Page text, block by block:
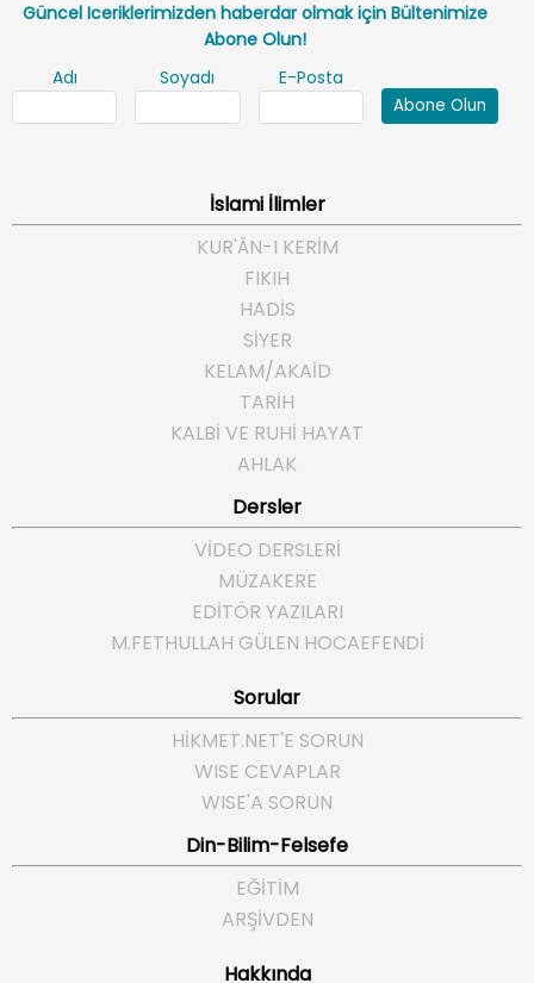
Güncel Iceriklerimizden haberdar olmak için Bültenimize
Abone Olun!
Adı
Soyadı E-Posta
Abone Olun
İslami İlimler
KUR'ÂN-I KERİM
FIKIH
HADİS
SİYER
KELAM/AKAİD
TARİH
KALBİ VE RUHİ HAYAT
AHLAK
Dersler
VİDEO DERSLERİ
MÜZAKERE
EDİTÖR YAZILARI
M.FETHULLAH GÜLEN HOCAEFENDI
Sorular
HIKMET.NET'E SORUN
WISE CEVAPLAR
WISE'A SORUN
Din-Bilim-Felsefe
EĞITIM
ARŞIVDEN
Hakkında